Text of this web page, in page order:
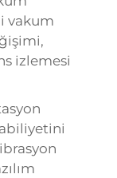
vakum
izlemesi